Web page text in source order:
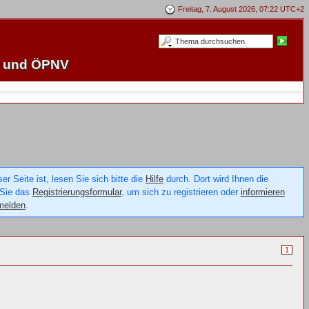
Freitag, 7. August 2026, 07:22 UTC+2
ÖPNV
Seite ist, lesen Sie sich bitte die Hilfedurch. Dort wird Ihnen die
das Registrierungsformular, um sich zu registrieren oder informieren
.
1